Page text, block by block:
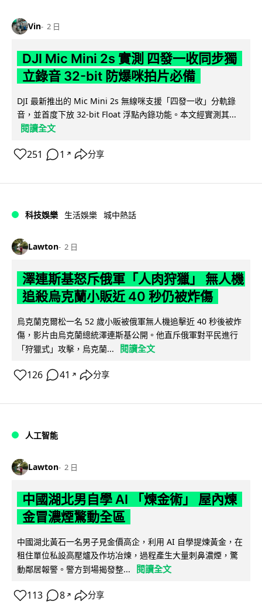
Vin 2 日
DJI Mic Mini 2s 實測 四發一收同步獨
立錄音 32-bit 防爆咪拍片必備
DJI 最新推出的 Mic Mini 2s 無線咪支援「四發一收」分軌錄
音，並首度下放 32-bit Float 浮點內錄功能。本文經實測其...
閱讀全文
251 1 ↗ 分享
科技娛樂 生活娛樂 城中熱話
Lawton 2 日
澤連斯基怒斥俄軍「人肉狩獵」 無人機
追殺烏克蘭小販近 40 秒仍被炸傷
烏克蘭克爾松一名 52 歲小販被俄軍無人機追擊近 40 秒後被炸
傷，影片由烏克蘭總統澤連斯基公開。他直斥俄軍對平民進行
「狩獵式」攻擊，烏克蘭...
閱讀全文
126 41 ↗ 分享
人工智能
Lawton 2 日
中國湖北男自學 AI 「煉金術」 屋內煉
金冒濃煙驚動全區
中國湖北黃石一名男子見金價高企，利用 AI 自學提煉黃金，在
租住單位私設高壓爐及作坊冶煉，過程產生大量刺鼻濃煙，驚
動鄰居報警。警方到場揭發整...
閱讀全文
113 8 ↗ 分享